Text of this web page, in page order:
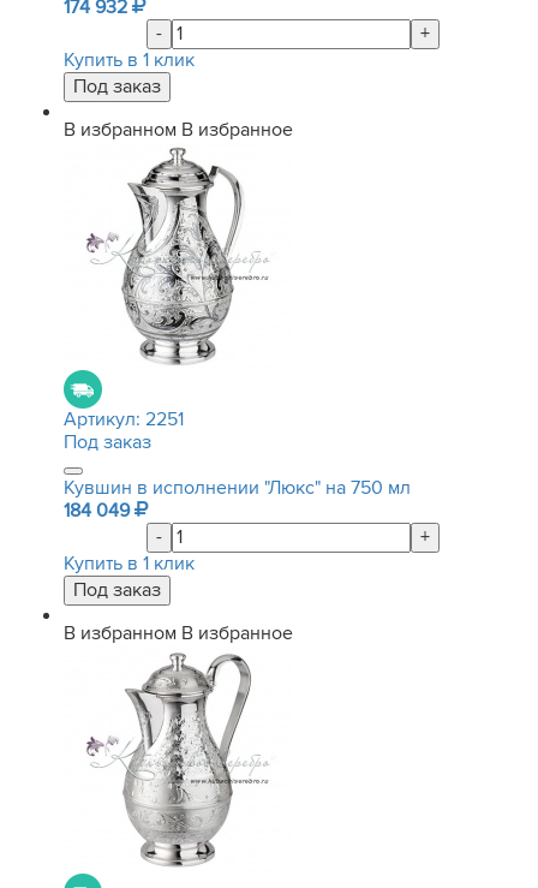
174 932
-
+
Купить в 1 клик
В избранном В избранное
Артикул: 2251
Под заказ
Кувшин в исполнении "Люкс" на 750 мл
184 049
-
+
Купить в 1 клик
В избранном В избранное